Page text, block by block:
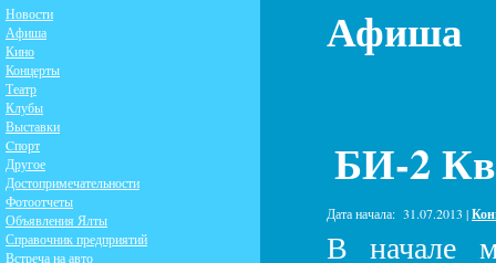
Афиша
БИ-2
Дата начала: 31.07.2013 |
В начале
Новости
Афиша
Кино
Концерты
Театр
Клубы
Выставки
Cпорт
Другое
Достопримечательности
Фотоотчеты
Объявления Ялты
Справочник предприятий
Встреча на авто